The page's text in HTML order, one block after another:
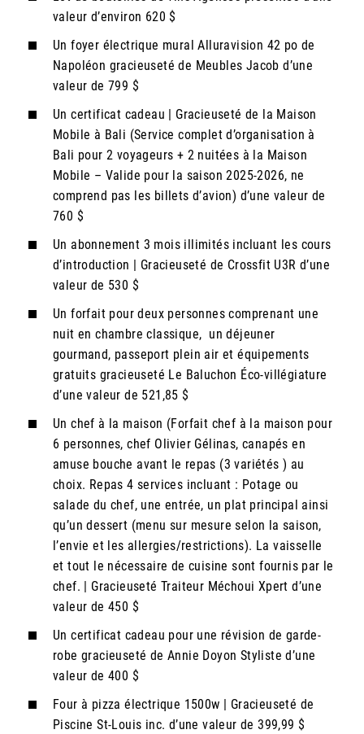
valeur d’environ 620 $
Un foyer électrique mural Alluravision 42 po de
Napoléon gracieuseté de Meubles Jacob d’une
valeur de 799 $
Un certificat cadeau | Gracieuseté de la Maison
Mobile à Bali (Service complet d’organisation à
Bali pour 2 voyageurs + 2 nuitées à la Maison
Mobile – Valide pour la saison 2025-2026, ne
comprend pas les billets d’avion) d’une valeur de
760 $
Un abonnement 3 mois illimités incluant les cours
d’introduction | Gracieuseté de Crossfit U3R d’une
valeur de 530 $
Un forfait pour deux personnes comprenant une
nuit en chambre classique, un déjeuner
gourmand, passeport plein air et équipements
gratuits gracieuseté Le Baluchon Éco-villégiature
d’une valeur de 521,85 $
Un chef à la maison (Forfait chef à la maison pour
6 personnes, chef Olivier Gélinas, canapés en
amuse bouche avant le repas (3 variétés ) au
choix. Repas 4 services incluant : Potage ou
salade du chef, une entrée, un plat principal ainsi
qu’un dessert (menu sur mesure selon la saison,
l’envie et les allergies/restrictions). La vaisselle
et tout le nécessaire de cuisine sont fournis par le
chef. | Gracieuseté Traiteur Méchoui Xpert d’une
valeur de 450 $
Un certificat cadeau pour une révision de garde-
robe gracieuseté de Annie Doyon Styliste d’une
valeur de 400 $
Four à pizza électrique 1500w | Gracieuseté de
Piscine St-Louis inc. d’une valeur de 399,99 $